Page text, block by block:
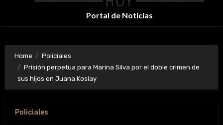
Portal de Noticias
Home
Policiales
Prisión perpetua para Marina Silva por el doble crimen de
sus hijos en Juana Koslay
Policiales